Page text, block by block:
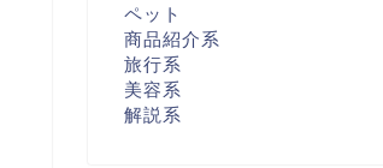
ペット
商品紹介系
旅行系
美容系
解説系